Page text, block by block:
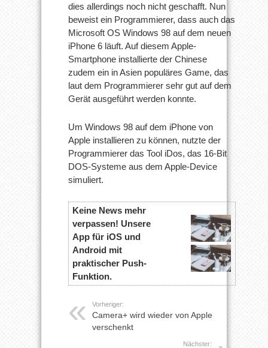
dies allerdings noch nicht geschafft. Nun
beweist ein Programmierer, dass auch das
Microsoft OS Windows 98 auf dem neuen
iPhone 6 läuft. Auf diesem Apple-
Smartphone installierte der Chinese
zudem ein in Asien populäres Game, das
laut dem Programmierer sehr gut auf dem
Gerät ausgeführt werden konnte.
Um Windows 98 auf dem iPhone von
Apple installieren zu können, nutzte der
Programmierer das Tool iDos, das 16-Bit
DOS-Systeme aus dem Apple-Device
simuliert.
Keine News mehr
verpassen! Unsere
App für iOS und
Android mit
praktischer Push-
Funktion.
Vorheriger:
Camera+ wird wieder von Apple
verschenkt
Nächster: